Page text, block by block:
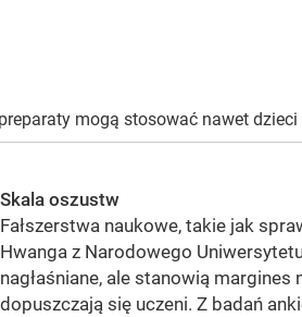
mogą stosować nawet
Skala oszustw
Fałszerstwa naukowe, takie jak
Hwanga z Narodowego
nagłaśniane, ale stanowią margines
dopuszczają się uczeni. Z badań